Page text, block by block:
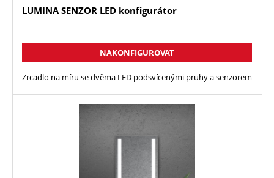
LUMINA SENZOR LED konfigurátor
NAKONFIGUROVAT
Zrcadlo na míru se dvěma LED podsvícenými pruhy a senzorem